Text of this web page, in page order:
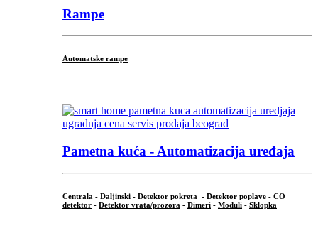
Rampe
Automatske rampe
Pametna kuća - Automatizacija uređaja
Centrala - Daljinski - Detektor pokreta - Detektor poplave - CO
detektor - Detektor vrata/prozora - Dimeri - Moduli - Sklopka